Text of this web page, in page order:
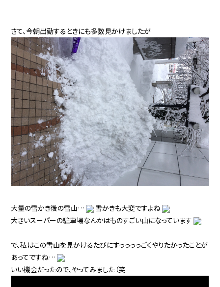
さて、今朝出勤するときにも多数見かけましたが
大量の雪かき後の雪山…
雪かきも大変ですよね
大きいスーパーの駐車場なんかはものすごい山になっています
で、私はこの雪山を見かけるたびにすっっっっごくやりたかったことが
あってですね…
いい機会だったので、やってみました（笑